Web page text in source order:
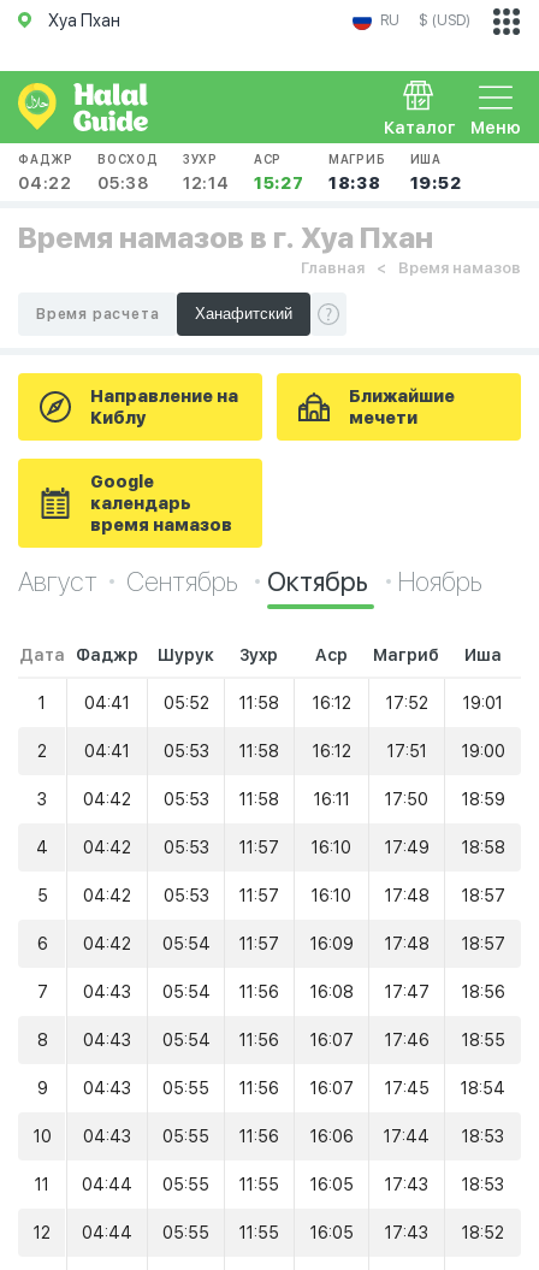
Хуа Пхан RU $ (USD)
Меню
Каталог
ФАДЖР
04:22
ВОСХОД
05:38
ЗУХР
12:14
АСР
15:27
МАГРИБ
18:38
ИША
19:52
Время намазов в г. Хуа Пхан
Главная Время намазов
Время расчета
Направление на
Киблу
Ближайшие
мечети
Google
календарь
время намазов
Август Сентябрь Октябрь Ноябрь
Дата Фаджр Шурук Зухр Аср Магриб Иша
1 04:41 05:52 11:58 16:12 17:52 19:01
2 04:41 05:53 11:58 16:12 17:51 19:00
3 04:42 05:53 11:58 16:11 17:50 18:59
4 04:42 05:53 11:57 16:10 17:49 18:58
5 04:42 05:53 11:57 16:10 17:48 18:57
6 04:42 05:54 11:57 16:09 17:48 18:57
7 04:43 05:54 11:56 16:08 17:47 18:56
8 04:43 05:54 11:56 16:07 17:46 18:55
9 04:43 05:55 11:56 16:07 17:45 18:54
10 04:43 05:55 11:56 16:06 17:44 18:53
11 04:44 05:55 11:55 16:05 17:43 18:53
12 04:44 05:55 11:55 16:05 17:43 18:52